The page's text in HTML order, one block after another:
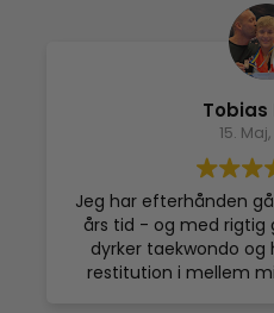
valgte denne og at jeg
er også rigtig søde og
bare så overrasket og
fundet noget der
penge i det
Tobias
15.
Jeg har efterhånden
års tid - og med rigtig
dyrker taekwondo
restitution i mellem